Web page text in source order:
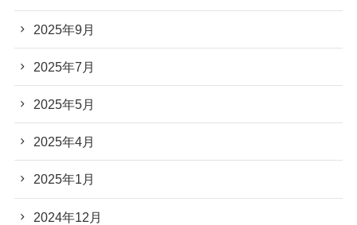
2025年9月
2025年7月
2025年5月
2025年4月
2025年1月
2024年12月